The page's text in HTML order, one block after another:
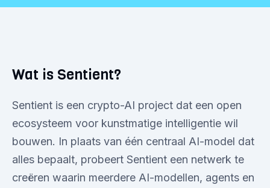
Wat is Sentient?
Sentient is een crypto-AI project dat een open
ecosysteem voor kunstmatige intelligentie wil
bouwen. In plaats van één centraal AI-model dat
alles bepaalt, probeert Sentient een netwerk te
creëren waarin meerdere AI-modellen, agents en